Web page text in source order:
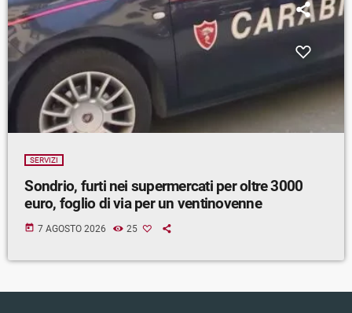
SERVIZI
Sondrio, furti nei supermercati per oltre 3000
euro, foglio di via per un ventinovenne
today 7 AGOSTO 2026 25